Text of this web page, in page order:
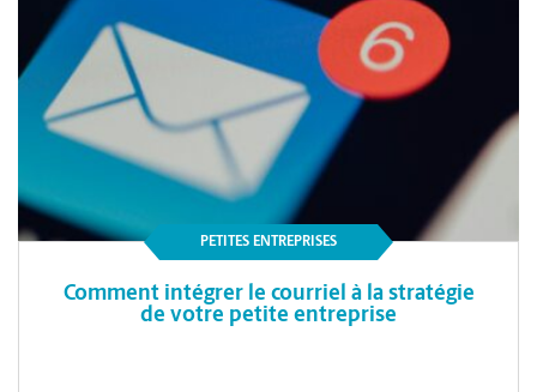
PETITES ENTREPRISES
Comment intégrer le courriel à la stratégie
de votre petite entreprise